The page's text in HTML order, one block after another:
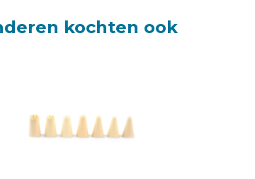
kochten ook